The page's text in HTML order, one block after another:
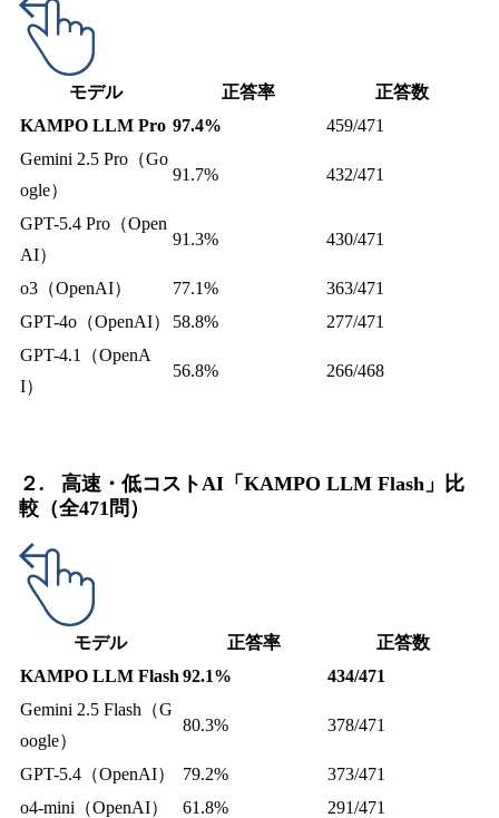
モデル 正答率
正答数
KAMPO LLM Pro 97.4%
459/471
Gemini 2.5 Pro（Go
ogle）
91.7% 432/471
GPT-5.4 Pro（Open
AI）
91.3% 430/471
o3（OpenAI） 77.1%
363/471
GPT-4o（OpenAI）
58.8%
277/471
GPT-4.1（OpenA
I）
56.8% 266/468
２. 高速・低コストAI「KAMPO LLM Flash」比
較（全471問）
モデル 正答率
正答数
KAMPO LLM Flash 92.1%
434/471
Gemini 2.5 Flash（G
oogle）
80.3% 378/471
GPT-5.4（OpenAI） 79.2%
373/471
o4-mini（OpenAI）
61.8%
291/471